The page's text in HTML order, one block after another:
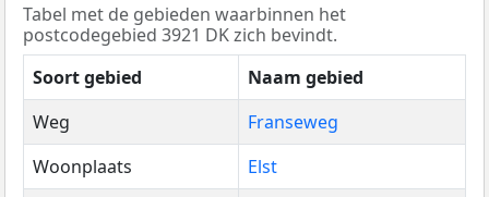
Tabel met de gebieden waarbinnen het
postcodegebied 3921 DK zich bevindt.
Soort gebied
Naam gebied
Weg
Franseweg
Woonplaats
Elst